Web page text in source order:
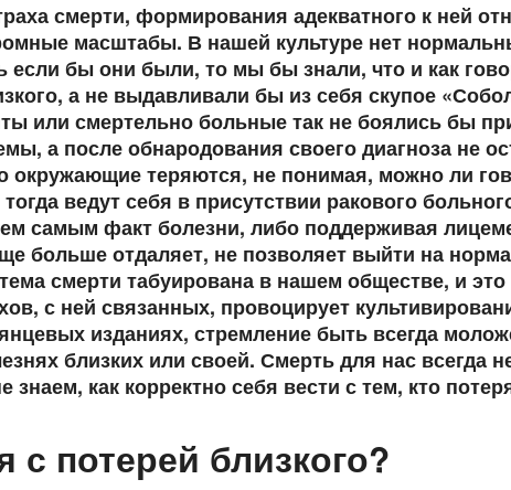
смерти, формирования адекватного к ней
масштабы. В нашей культуре нет
если бы они были, то мы бы знали, что и как
а не выдавливали бы из себя скупое
или смертельно больные так не боялись бы
а после обнародования своего диагноза не
окружающие теряются, не понимая, можно ли
ведут себя в присутствии ракового
самым факт болезни, либо поддерживая
больше отдаляет, не позволяет выйти на
смерти табуирована в нашем обществе, и
с ней связанных, провоцирует
изданиях, стремление быть всегда
близких или своей. Смерть для нас всегда
знаем, как корректно себя вести с тем, кто
с потерей близкого?